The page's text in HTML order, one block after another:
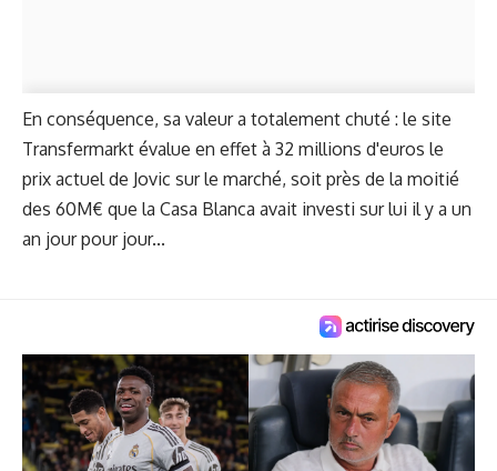
En conséquence, sa valeur a totalement chuté : le site
Transfermarkt évalue en effet à 32 millions d'euros le
prix actuel de Jovic sur le marché, soit près de la moitié
des 60M€ que la Casa Blanca avait investi sur lui il y a un
an jour pour jour...